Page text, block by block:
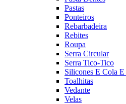
Pastas
Ponteiros
Rebarbadeira
Rebites
Roupa
Serra Circular
Serra Tico-Tico
Silicones E Cola
Toalhitas
Vedante
Velas